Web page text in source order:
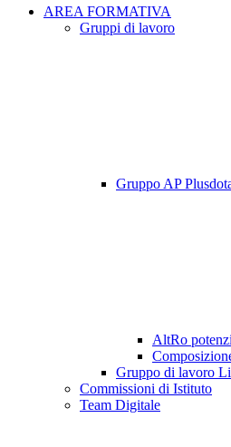
AREA FORMATIVA
Gruppi di lavoro
Gruppo AP
AltRo
Gruppo di lavoro
Commissioni di Istituto
Team Digitale